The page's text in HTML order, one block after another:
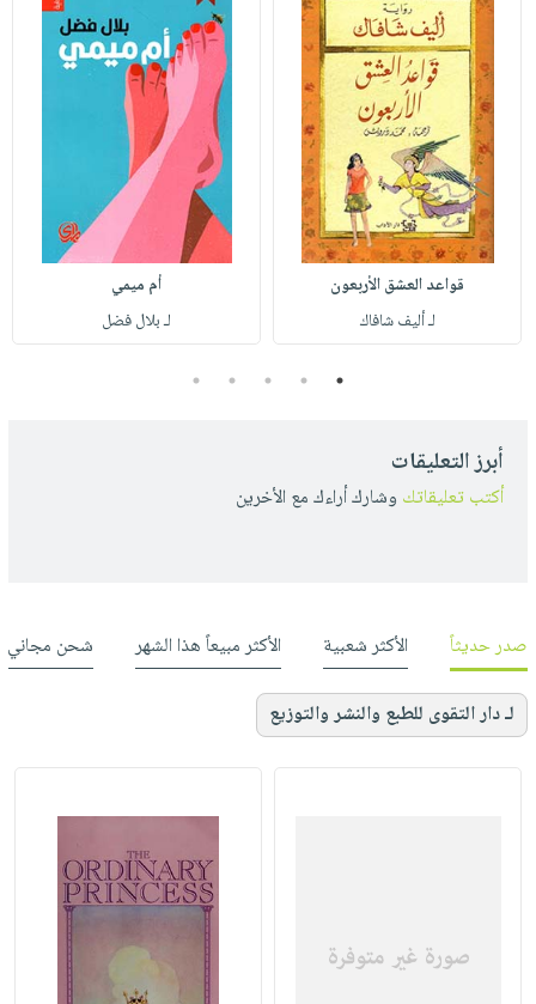
قواعد العشق الأربعون
لـ أليف شافاك
أم ميمي
لـ بلال فضل
1
2
3
4
5
أبرز التعليقات
أكتب تعليقاتك وشارك أراءك مع الأخرين
صدر حديثاً الأكثر شعبية الأكثر مبيعاً هذا الشهر شحن مجاني
لـ دار التقوى للطبع والنشر والتوزيع